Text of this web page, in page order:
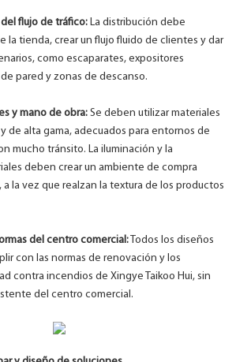
flujo de tráfico: La distribución debe
la tienda, crear un flujo fluido de clientes y dar
como escaparates, expositores
pared y zonas de descanso.
y mano de obra: Se deben utilizar materiales
de alta gama, adecuados para entornos de
mucho tránsito. La iluminación y la
deben crear un ambiente de compra
la vez que realzan la textura de los productos
del centro comercial: Todos los diseños
con las normas de renovación y los
contra incendios de Xingye Taikoo Hui, sin
del centro comercial.